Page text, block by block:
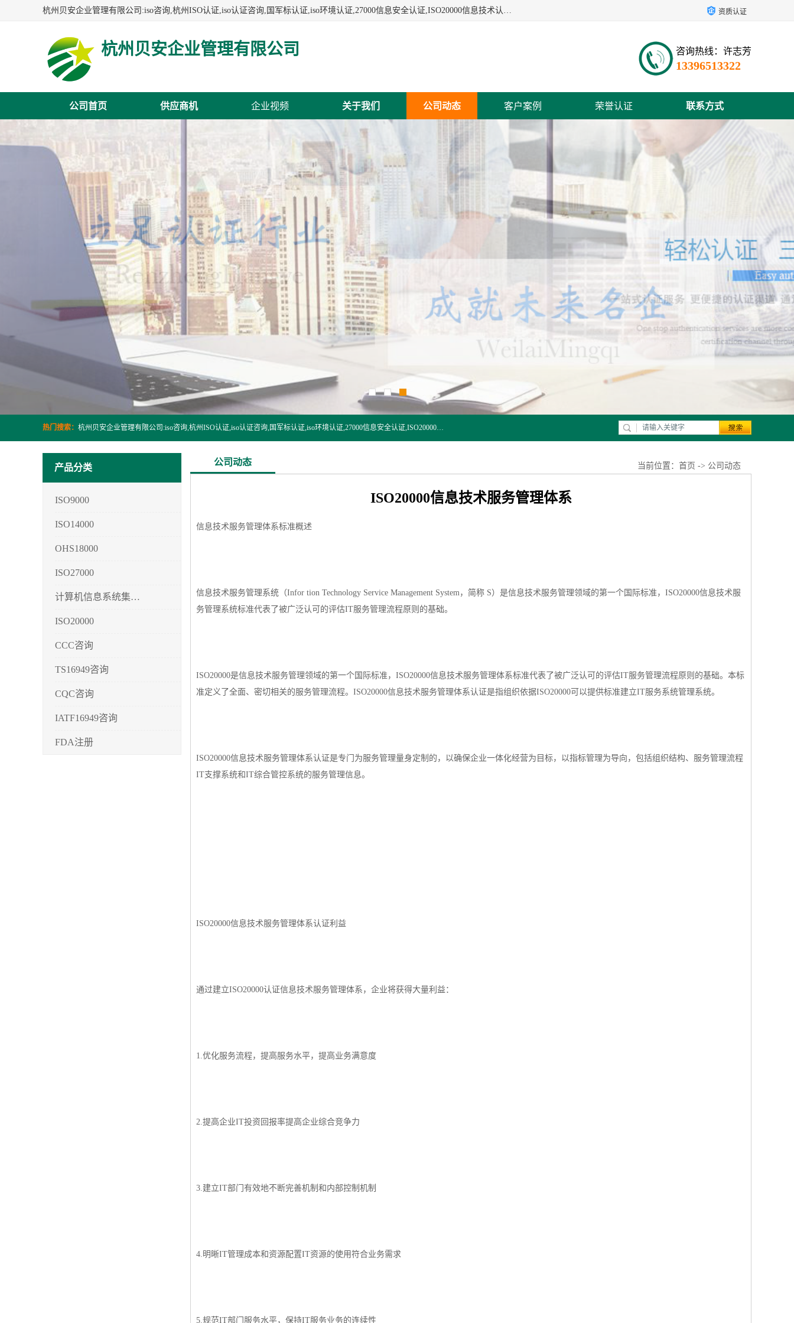
杭州贝安企业管理有限公司:iso咨询,杭州ISO认证,iso认证咨询,国军标认证,iso环境认证,27000信息安全认证,ISO20000信息技术认证,口罩检测报告,32610检测报告,CCRC认证,ISO50001认证,ITSS认证,两化融合认证,出口口罩检测报告等认证代理服务,本公司有近10年的体系咨询经验,能业务覆盖范围南到海南三亚北到新疆阿克苏. 资质认证
杭州贝安企业管理有限公司 咨询热线：许志芳
13396513322
公司首页 供应商机 企业视频 关于我们 公司动态 客户案例 荣誉认证 联系方式
热门搜索： 杭州贝安企业管理有限公司:iso咨询,杭州ISO认证,iso认证咨询,国军标认证,iso环境认证,27000信息安全认证,ISO20000信息技术认证,口罩检测报告,32610检测报告,CCRC认证,ISO50001认证,ITSS认证,两化融合认证,出口口罩检测报告等认证代理服务,本公司有近10年的体系咨询经验,能业务覆盖范围南到海南三亚北到新疆阿克苏.
产品分类
ISO9000
ISO14000
OHS18000
ISO27000
计算机信息系统集成3/4/5
ISO20000
CCC咨询
TS16949咨询
CQC咨询
IATF16949咨询
FDA注册
公司动态 当前位置： 首页 -> 公司动态
ISO20000信息技术服务管理体系
信息技术服务管理体系标准概述
信息技术服务管理系统（Infor tion Technology Service Management System，简称 S）是信息技术服务管理领域的第一个国际标准，ISO20000信息技术服
务管理系统标准代表了被广泛认可的评估IT服务管理流程原则的基础。
ISO20000是信息技术服务管理领域的第一个国际标准，ISO20000信息技术服务管理体系标准代表了被广泛认可的评估IT服务管理流程原则的基础。本标
准定义了全面、密切相关的服务管理流程。ISO20000信息技术服务管理体系认证是指组织依据ISO20000可以提供标准建立IT服务系统管理系统。
ISO20000信息技术服务管理体系认证是专门为服务管理量身定制的，以确保企业一体化经营为目标，以指标管理为导向，包括组织结构、服务管理流程
IT支撑系统和IT综合管控系统的服务管理信息。
ISO20000信息技术服务管理体系认证利益
通过建立ISO20000认证信息技术服务管理体系，企业将获得大量利益：
1.优化服务流程，提高服务水平，提高业务满意度
2.提高企业IT投资回报率提高企业综合竞争力
3.建立IT部门有效地不断完善机制和内部控制机制
4.明晰IT管理成本和资源配置IT资源的使用符合业务需求
5.规范IT部门服务水平，保持IT服务业务的连续性